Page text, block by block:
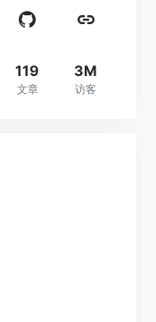
119
文章
3M
访客